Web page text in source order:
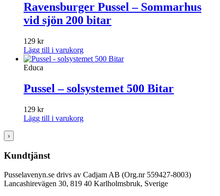
Ravensburger Pussel – Sommarhus
vid sjön 200 bitar
129 kr
Lägg till i varukorg
Educa
Pussel – solsystemet 500 Bitar
129 kr
Lägg till i varukorg
›
Kundtjänst
Pusselavenyn.se drivs av Cadjam AB (Org.nr 559427-8003)
Lancashirevägen 30, 819 40 Karlholmsbruk, Sverige